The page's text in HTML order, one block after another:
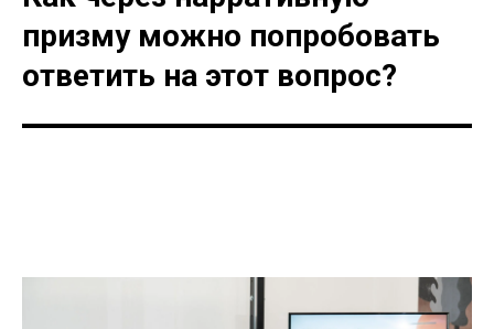
призму можно попробовать
ответить на этот вопрос?